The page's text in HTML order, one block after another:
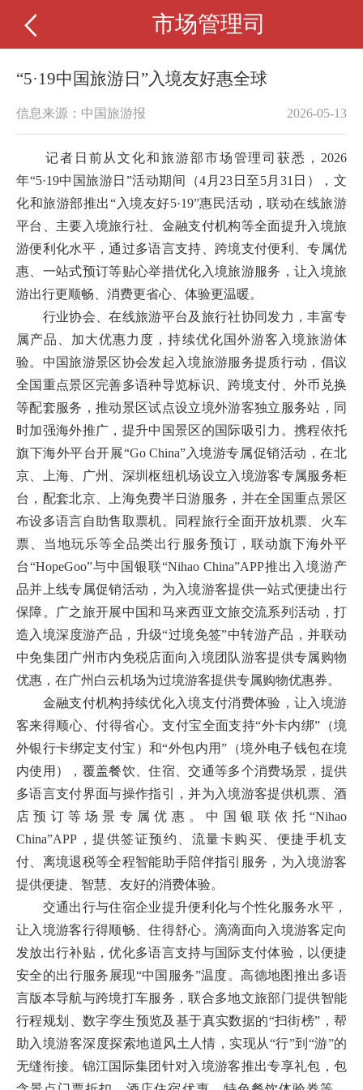
市场管理司
“5·19中国旅游日”入境友好惠全球
信息来源：中国旅游报 2026-05-13
记者日前从文化和旅游部市场管理司获悉，2026
年“5·19中国旅游日”活动期间（4月23日至5月31日），文
化和旅游部推出“入境友好5·19”惠民活动，联动在线旅游
平台、主要入境旅行社、金融支付机构等全面提升入境旅
游便利化水平，通过多语言支持、跨境支付便利、专属优
惠、一站式预订等贴心举措优化入境旅游服务，让入境旅
游出行更顺畅、消费更省心、体验更温暖。
行业协会、在线旅游平台及旅行社协同发力，丰富专
属产品、加大优惠力度，持续优化国外游客入境旅游体
验。中国旅游景区协会发起入境旅游服务提质行动，倡议
全国重点景区完善多语种导览标识、跨境支付、外币兑换
等配套服务，推动景区试点设立境外游客独立服务站，同
时加强海外推广，提升中国景区的国际吸引力。携程依托
旗下海外平台开展“Go China”入境游专属促销活动，在北
京、上海、广州、深圳枢纽机场设立入境游客专属服务柜
台，配套北京、上海免费半日游服务，并在全国重点景区
布设多语言自助售取票机。同程旅行全面开放机票、火车
票、当地玩乐等全品类出行服务预订，联动旗下海外平
台“HopeGoo”与中国银联“Nihao China”APP推出入境游产
品并上线专属促销活动，为入境游客提供一站式便捷出行
保障。广之旅开展中国和马来西亚文旅交流系列活动，打
造入境深度游产品，升级“过境免签”中转游产品，并联动
中免集团广州市内免税店面向入境团队游客提供专属购物
优惠，在广州白云机场为过境游客提供专属购物优惠券。
金融支付机构持续优化入境支付消费体验，让入境游
客来得顺心、付得省心。支付宝全面支持“外卡内绑”（境
外银行卡绑定支付宝）和“外包内用”（境外电子钱包在境
内使用），覆盖餐饮、住宿、交通等多个消费场景，提供
多语言支付界面与操作指引，并为入境游客提供机票、酒
店预订等场景专属优惠。中国银联依托“Nihao
China”APP，提供签证预约、流量卡购买、便捷手机支
付、离境退税等全程智能助手陪伴指引服务，为入境游客
提供便捷、智慧、友好的消费体验。
交通出行与住宿企业提升便利化与个性化服务水平，
让入境游客行得顺畅、住得舒心。滴滴面向入境游客定向
发放出行补贴，优化多语言支持与国际支付体验，以便捷
安全的出行服务展现“中国服务”温度。高德地图推出多语
言版本导航与跨境打车服务，联合多地文旅部门提供智能
行程规划、数字孪生预览及基于真实数据的“扫街榜”，帮
助入境游客深度探索地道风土人情，实现从“行”到“游”的
无缝衔接。锦江国际集团针对入境游客推出专享礼包，包